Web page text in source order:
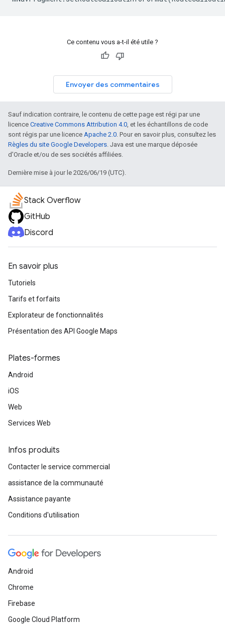
Ce contenu vous a-t-il été utile ?
Envoyer des commentaires
Sauf indication contraire, le contenu de cette page est régi par une
licence Creative Commons Attribution 4.0, et les échantillons de code
sont régis par une licence Apache 2.0. Pour en savoir plus, consultez les
Règles du site Google Developers. Java est une marque déposée
d'Oracle et/ou de ses sociétés affiliées.
Dernière mise à jour le 2026/06/19 (UTC).
Stack Overflow
GitHub
Discord
En savoir plus
Tutoriels
Tarifs et forfaits
Explorateur de fonctionnalités
Présentation des API Google Maps
Plates-formes
Android
iOS
Web
Services Web
Infos produits
Contacter le service commercial
assistance de la communauté
Assistance payante
Conditions d'utilisation
Android
Chrome
Firebase
Google Cloud Platform